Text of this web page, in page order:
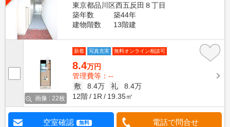
東京都品川区西五反田８丁目
築年数
築44年
建物階数
13階建
画像 : 22枚
新着 写真充実 無料オンライン相談可
8.4万円
管理費等：--
敷
8.4万 礼
8.4万
12階
1R 19.35㎡
空室確認 無料 電話で問合せ